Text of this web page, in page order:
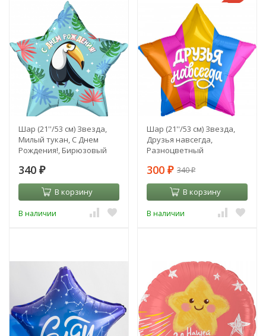
Шар (21''/53 см) Звезда,
Милый тукан, С Днем
Рождения!, Бирюзовый
340 ₽
В корзину
В наличии
Шар (21''/53 см) Звезда,
Друзья навсегда,
Разноцветный
300 ₽ 340₽
В корзину
В наличии